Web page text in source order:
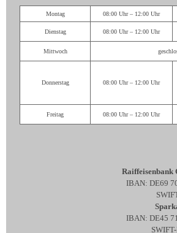
Montag 08:00 Uhr – 12:00 Uhr
Dienstag 08:00 Uhr – 12:00 Uhr
Mittwoch
Donnerstag 08:00 Uhr – 12:00 Uhr
Freitag 08:00 Uhr – 12:00 Uhr
Raiffeisenbank
IBAN: DE69
IBAN: DE45